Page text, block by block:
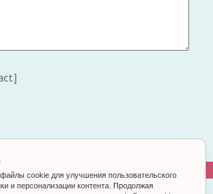
cookie для улучшения пользовательского
и персонализации контента. Продолжая